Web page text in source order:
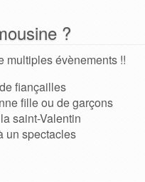
?
multiples évènements !!
fiançailles
fille ou de garçons
saint-Valentin
un spectacles